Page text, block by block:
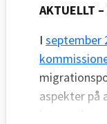
AKTUELLT
I september
aspekter på
integration,